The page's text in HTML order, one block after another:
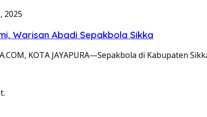
2025
Warisan Abadi Sepakbola Sikka
KOTA JAYAPURA—Sepakbola di Kabupaten